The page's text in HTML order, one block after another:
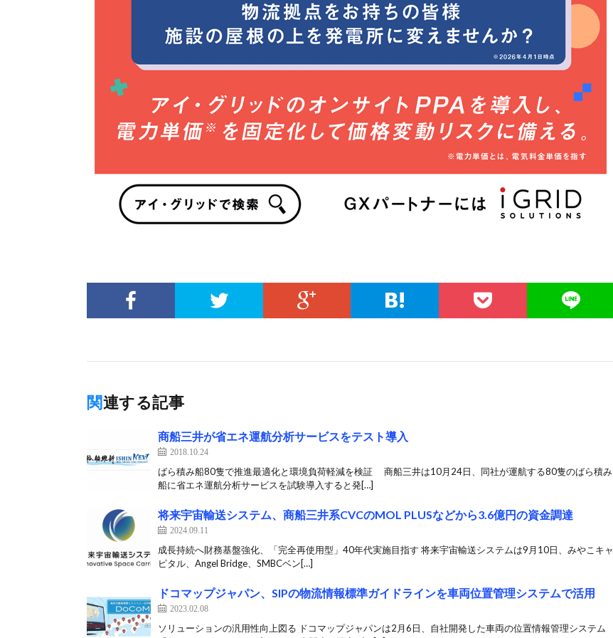
関連する記事
商船三井が省エネ運航分析サービスをテスト導入
2018.10.24
ばら積み船80隻で推進最適化と環境負荷軽減を検証 商船三井は10月24日、同社が運航する80隻のばら積み
船に省エネ運航分析サービスを試験導入すると発[…]
将来宇宙輸送システム、商船三井系CVCのMOL PLUSなどから3.6億円の資金調達
2024.09.11
成長持続へ財務基盤強化、「完全再使用型」40年代実施目指す 将来宇宙輸送システムは9月10日、みやこキャ
ピタル、Angel Bridge、SMBCベン[…]
ドコマップジャパン、SIPの物流情報標準ガイドラインを車両位置管理システムで活用
2023.02.08
ソリューションの汎用性向上図る ドコマップジャパンは2月6日、自社開発した車両の位置情報管理システム